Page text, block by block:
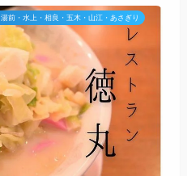
前・水上・相良・五木・山江・あさぎり